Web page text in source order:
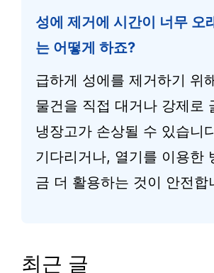
성에 제거에 시간이 너무 오
는 어떻게 하죠?
급하게 성에를 제거하기 위
물건을 직접 대거나 강제로
냉장고가 손상될 수 있습니
기다리거나, 열기를 이용한
금 더 활용하는 것이 안전합
최근 글